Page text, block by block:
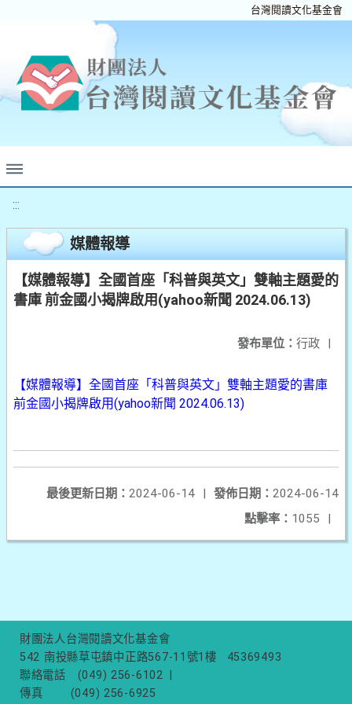
台灣閱讀文化基金會
:::
媒體報導
【媒體報導】全國首座「科普與英文」雙軸主題愛的
書庫 前金國小揭牌啟用(yahoo新聞 2024.06.13)
發布單位： 行政 |
【媒體報導】全國首座「科普與英文」雙軸主題愛的書庫
前金國小揭牌啟用(yahoo新聞 2024.06.13)
發佈日期： 2024-06-14
最後更新日期： 2024-06-14
|
點擊率： 1055 |
財團法人台灣閱讀文化基金會
542 南投縣草屯鎮中正路567-11號1樓
45369493
聯絡電話
(049) 256-6102
傳真
(049) 256-6925